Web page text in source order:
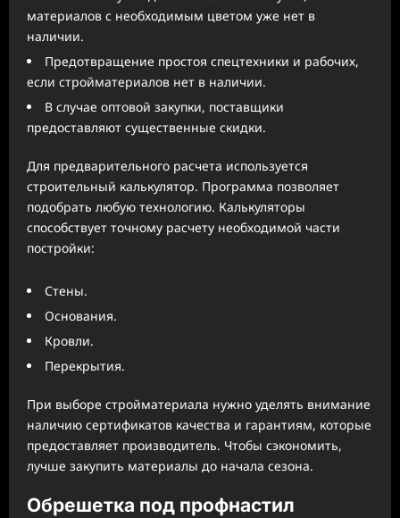
материалов с необходимым цветом уже нет в
наличии.
Предотвращение простоя спецтехники и рабочих,
если стройматериалов нет в наличии.
В случае оптовой закупки, поставщики
предоставляют существенные скидки.
Для предварительного расчета используется
строительный калькулятор. Программа позволяет
подобрать любую технологию. Калькуляторы
способствует точному расчету необходимой части
постройки:
Стены.
Основания.
Кровли.
Перекрытия.
При выборе стройматериала нужно уделять внимание
наличию сертификатов качества и гарантиям, которые
предоставляет производитель. Чтобы сэкономить,
лучше закупить материалы до начала сезона.
Обрешетка под профнастил